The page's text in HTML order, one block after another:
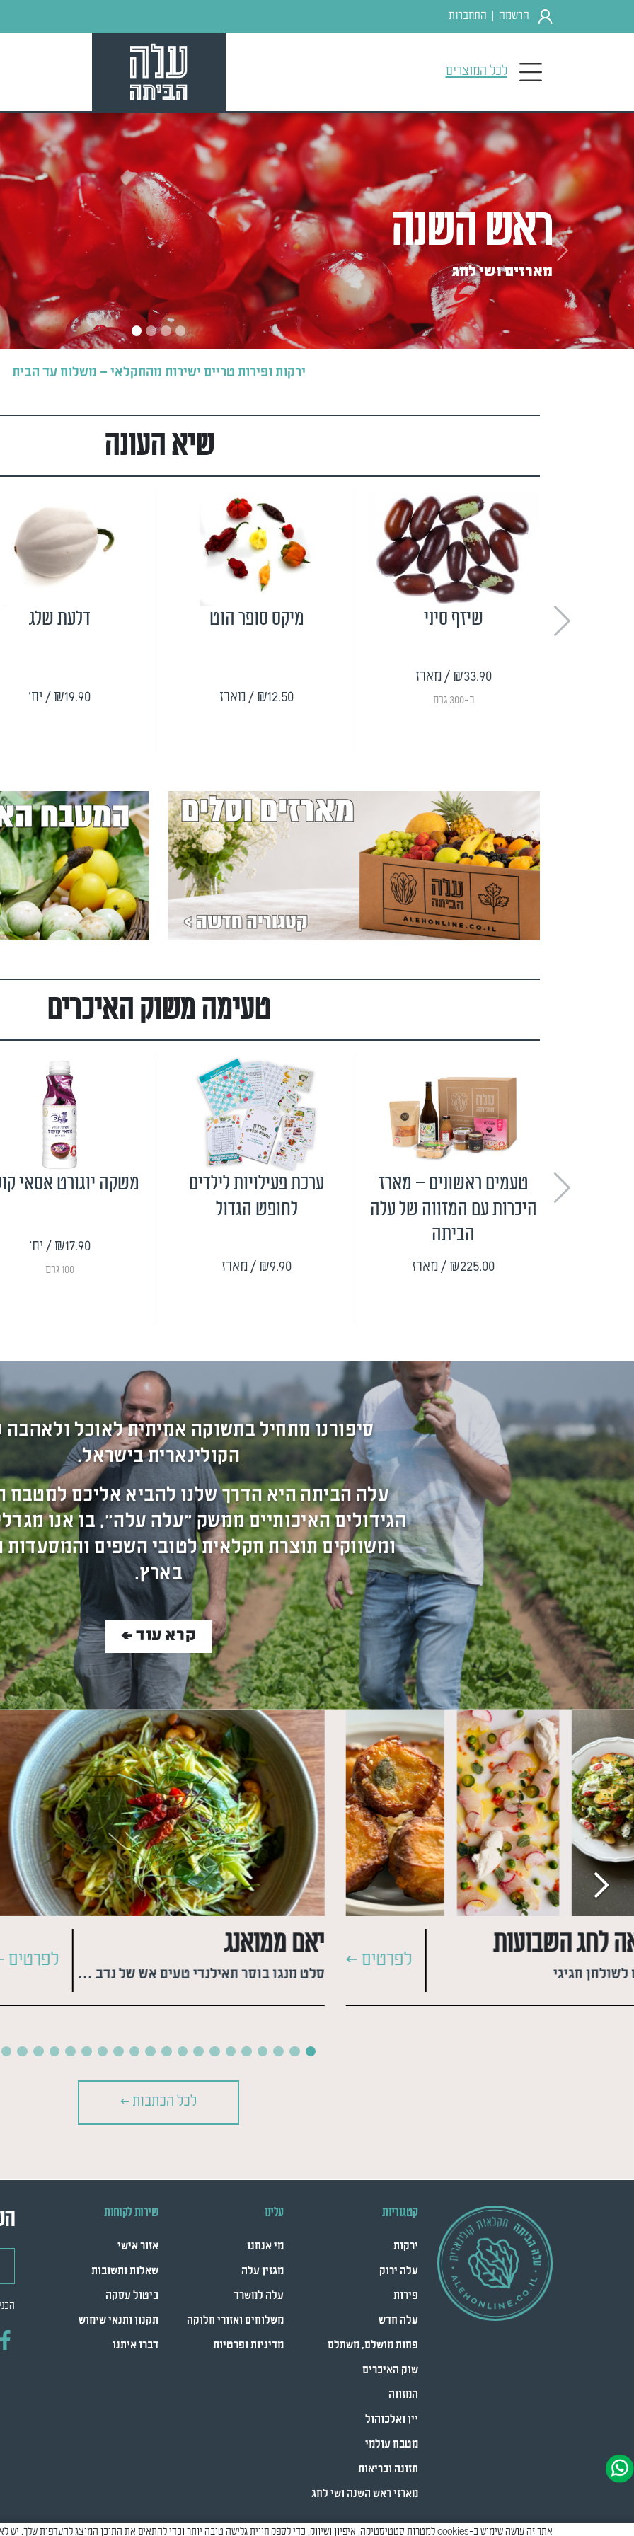
הרשמה התחברות
לכל המוצרים
ראש השנה
מארזים ושי לחג
ירקות ופירות טריים ישירות מהחקלאי – משלוח עד הבית
Previous
שיא העונה
שיזף סיני
₪33.90/ מארז
כ-300 גרם
מיקס סופר הוט
₪12.50/ מארז
דלעת שלג
₪19.90/ יח'
טעימה משוק האיכרים
טעמים ראשונים – מארז
היכרות עם המזווה של עלה
הביתה
₪225.00/ מארז
ערכת פעילויות לילדים
לחופש הגדול
₪9.90/ מארז
משקה יוגורט אסאי
₪17.90/ יח'
100 גרם
סיפורנו מתחיל בתשוקה אמיתית לאוכל ולאהבה
הקולינארית בישראל.
עלה הביתה היא הדרך שלנו להביא אליכם למטבח
הגידולים האיכותיים ממשק "עלה עלה", בו אנו
ומשווקים תוצרת חקלאית לטובי השפים והמסעדות
בארץ.
קרא עוד >
לחג השבועות
לשולחן חגיגי
לפרטים >
יאם ממואנג
סלט מנגו בוסר תאילנדי טעים אש של נדב גלר
לפרטים
לכל הכתבות >
קטגוריות
ירקות
עלה ירוק
פירות
עלה חדש
פחות מושלם, משתלם
שוק האיכרים
המזווה
יין ואלכוהול
מטבח עולמי
תזונה ובריאות
מארזי ראש השנה ושי לחג
עלינו
מי אנחנו
מגזין עלה
עלה למשרד
משלוחים ואזורי חלוקה
מדיניות ופרטיות
שירות לקוחות
אזור אישי
שאלות ותשובות
ביטול עסקה
תקנון ותנאי שימוש
דברו איתנו